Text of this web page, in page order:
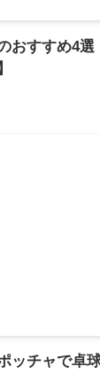
おすすめ4
ッチャで卓